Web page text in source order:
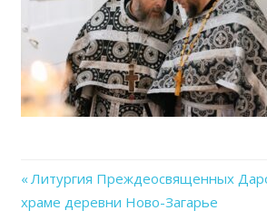
Навигация
Previous
Post:
Литургия Преждеосвященных
храме деревни Ново-Загарье